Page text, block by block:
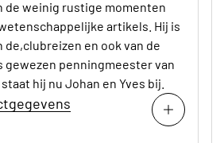
de weinig rustige momenten
artikels. Hij is
de,clubreizen en ook van de
gewezen penningmeester van
hij nu Johan en Yves bij.